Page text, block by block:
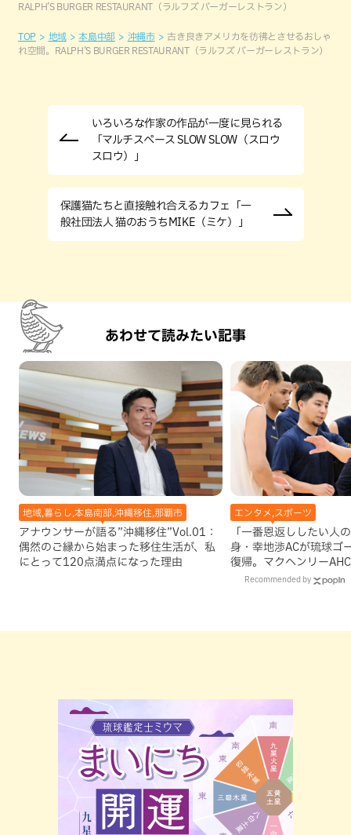
RALPH’S BURGER RESTAURANT（ラルフズ バーガーレストラン）
TOP 地域 本島中部 沖縄市
古き良きアメリカを彷彿とさせるおしゃ
れ空間。RALPH’S BURGER RESTAURANT（ラルフズ バーガーレストラン）
いろいろな作家の作品が一度に見られる
「マルチスペース SLOW SLOW（スロウ
スロウ）」
保護猫たちと直接触れ合えるカフェ「一
般社団法人 猫のおうちMIKE（ミケ）」
あわせて読みたい記事
地域,暮らし,本島南部,沖縄移住,那覇市
アナウンサーが語る”沖縄移住”Vol.01：
偶然のご縁から始まった移住生活が、私
にとって120点満点になった理由
エンタメ,スポーツ
「一番恩返ししたい人
身・幸地渉ACが琉球ゴ
復帰。マクヘンリー
理由Recommended by